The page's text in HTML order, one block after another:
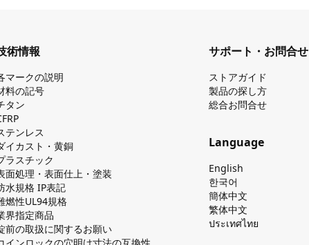
術情報
マークの説明
料の記号
タン
テンレス
イカスト・⻩銅
ラスチック
面処理・表面仕上・塗装
⽔規格 IP表記
燃性UL94規格
界指定商品
前の取扱に関するお願い
サポート・お問合せ
ストアガイド
製品の探し⽅
総合お問合せ
Language
English
한국어
簡体中文
繁体中文
ประเทศไทย